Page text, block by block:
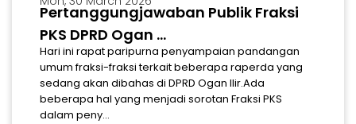
Pertanggungjawaban Publik Fraksi
PKS DPRD Ogan ...
Hari ini rapat paripurna penyampaian pandangan
umum fraksi-fraksi terkait beberapa raperda yang
sedang akan dibahas di DPRD Ogan Ilir.Ada
beberapa hal yang menjadi sorotan Fraksi PKS
dalam peny...